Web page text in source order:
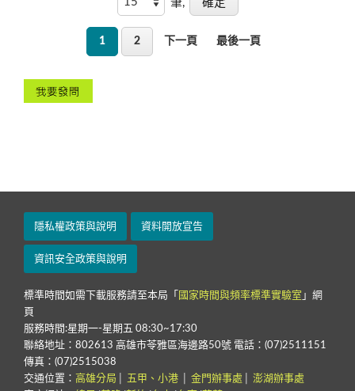
筆,
1 2 下一頁 最後一頁
隱私權政策與說明 資料開放宣告
資訊安全政策與說明
標準時間如需下載服務請至本局「 國家時間與頻率標準實驗室 」網
頁
服務時間:星期一-星期五 08:30~17:30
聯絡地址：802613 高雄市苓雅區海邊路50號 電話：(07)2511151
傳真：(07)2515038
交通位置： 高雄分局 五甲、小港 金門辦事處
澎湖辦事處